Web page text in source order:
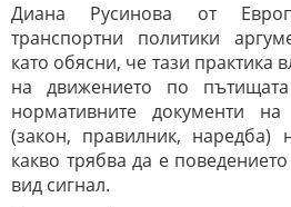
Диана Русинова от
транспортни политики
като обясни, че тази практика
на движението по
нормативните документи
(закон, правилник, наредба)
какво трябва да е
вид сигнал.